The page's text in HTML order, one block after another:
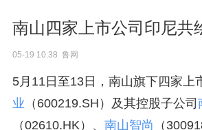
南山四家上市公司印尼共
05-19 10:38 鲁网
5月11日至13日，南山旗下四家
业 （600219.SH）及其控股子公司
（02610.HK）、 南山智尚 （